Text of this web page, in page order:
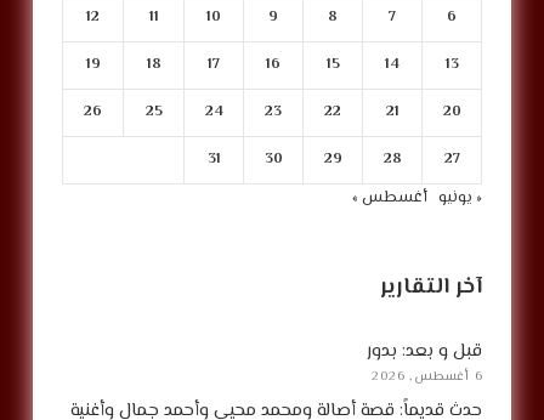
6
7
8
9
10
11
12
13
14
15
16
17
18
19
20
21
22
23
24
25
26
27
28
29
30
31
« يونيو أغسطس »
آخر التقارير
قبل و بعد: بدور
6 أغسطس, 2026
حدث قديماً: قصة أصالة ومحمد محيي وأحمد جمال وأغنية